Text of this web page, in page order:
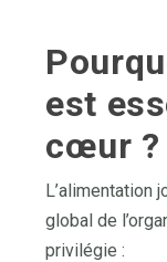
est
cœur ?
L’alimentation
global de
privilégie :